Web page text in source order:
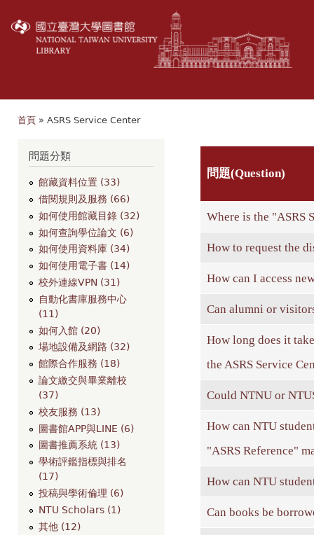
首頁 » ASRS Service Center
問題分類
館藏資料位置 (33)
借閱規則及服務 (66)
如何使用館藏目錄 (32)
如何查詢學位論文 (6)
如何使用資料庫 (34)
如何使用電子書 (14)
校外連線VPN (31)
自動化書庫服務中心
(11)
如何入館 (20)
場地設備及網路 (32)
館際合作服務 (18)
論文繳交與畢業離校
(37)
校友服務 (13)
圖書館APP與LINE (6)
圖書推薦系統 (13)
學術評鑑指標與排名
(17)
投稿與學術倫理 (6)
NTU Scholars (1)
其他 (12)
問題(Question)
Where is the "ASRS
How to request the
How can I access
Can alumni or
How long does it
the ASRS Service
Could NTNU or
How can NTU
"ASRS Reference"
How can NTU
Can books be